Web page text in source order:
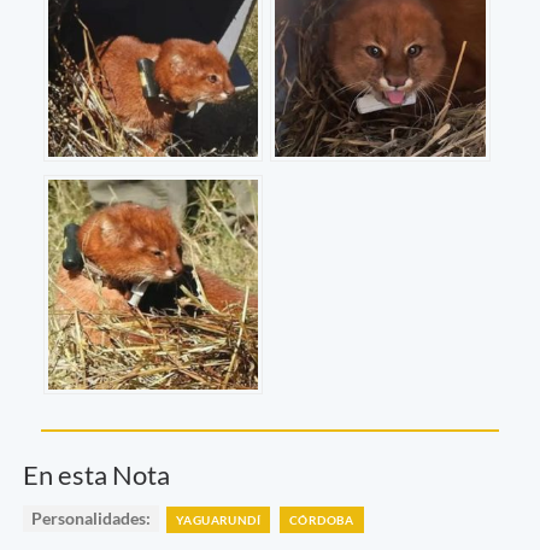
En esta Nota
Personalidades: YAGUARUNDÍ CÓRDOBA